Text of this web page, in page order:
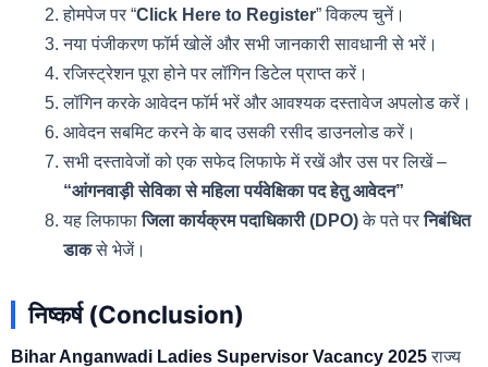
होमपेज पर “Click Here to Register” विकल्प चुनें।
नया पंजीकरण फॉर्म खोलें और सभी जानकारी सावधानी से भरें।
रजिस्ट्रेशन पूरा होने पर लॉगिन डिटेल प्राप्त करें।
लॉगिन करके आवेदन फॉर्म भरें और आवश्यक दस्तावेज अपलोड करें।
आवेदन सबमिट करने के बाद उसकी रसीद डाउनलोड करें।
सभी दस्तावेजों को एक सफेद लिफाफे में रखें और उस पर लिखें –
“आंगनवाड़ी सेविका से महिला पर्यवेक्षिका पद हेतु आवेदन”
यह लिफाफाजिला कार्यक्रम पदाधिकारी (DPO)के पते परनिबंधित
डाकसे भेजें।
निष्कर्ष (Conclusion)
Bihar Anganwadi Ladies Supervisor Vacancy 2025राज्य